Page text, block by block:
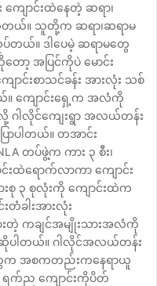
ျောင်းထဲနေတဲ့ ဆရာ၊
ယ်။ သူတို့က ဆရာ၊ဆရာမ
တယ်။ ဒါပေမဲ့ ဆရာမတွေ
ာ့ အပြင်ကိုပဲ မောင်း
ာင်းစာသင်ခန်း အားလုံး သစ်
။ ကျောင်းရှေ့က အလံကို
ဂါလိုင်ကျေးရွာ အလယ်တန်း
ာပါတယ်။ တအာင်း
တပ်ဖွဲ့က ကား ၃ စီး၊
းထဲရောက်လာကာ ကျောင်း
စု ၃ စုလုံးကို ကျောင်းထဲက
တံခါးအားလုံး
တဲ့ ကချင်အမျိုးသားအလံကို
ါတယ်။ ဂါလိုင်အလယ်တန်း
တွေက အစကတည်းကနေရာယူ
ရက်ည ကျောင်းကိုပိတ်